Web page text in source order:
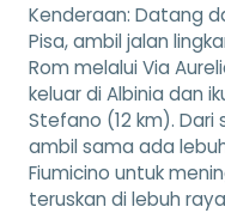
Kenderaan: Datang
Pisa, ambil jalan
Rom melalui Via
keluar di Albinia dan
Stefano (12 km). Dari
ambil sama ada
Fiumicino untuk
teruskan di lebuh